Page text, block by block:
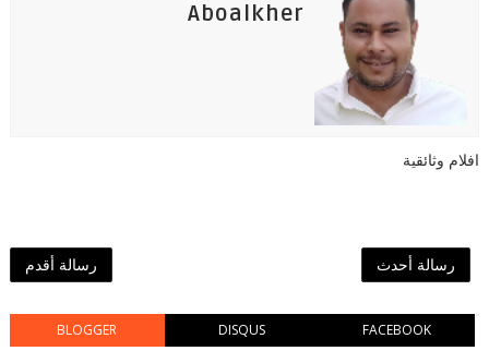
Aboalkher
افلام وثائقية
رسالة أحدث رسالة أقدم
BLOGGER DISQUS FACEBOOK